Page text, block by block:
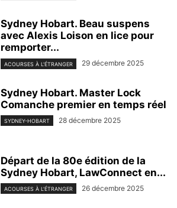
Sydney Hobart. Beau suspens
avec Alexis Loison en lice pour
remporter...
ACOURSES À L'ÉTRANGER 29 décembre 2025
Sydney Hobart. Master Lock
Comanche premier en temps réel
SYDNEY-HOBART 28 décembre 2025
Départ de la 80e édition de la
Sydney Hobart, LawConnect en...
ACOURSES À L'ÉTRANGER 26 décembre 2025